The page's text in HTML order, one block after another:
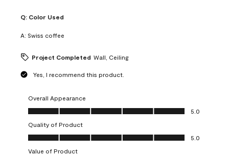
Q: Color Used
A: Swiss coffee
Project Completed Wall, Ceiling
Yes, I recommend this product.
Overall Appearance
Overall Appearance, 5.0 out of 5
5.0
Quality of Product
Quality of Product, 5.0 out of 5
5.0
Value of Product